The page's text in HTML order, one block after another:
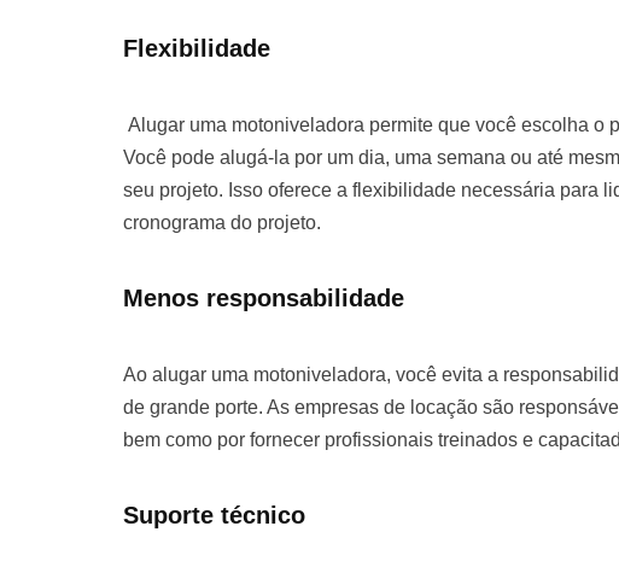
Flexibilidade
Alugar uma motoniveladora permite que você escolha o
Você pode alugá-la por um dia, uma semana ou até
seu projeto. Isso oferece a flexibilidade necessária para
cronograma do projeto.
Menos responsabilidade
Ao alugar uma motoniveladora, você evita a
de grande porte. As empresas de locação são
bem como por fornecer profissionais treinados e
Suporte técnico